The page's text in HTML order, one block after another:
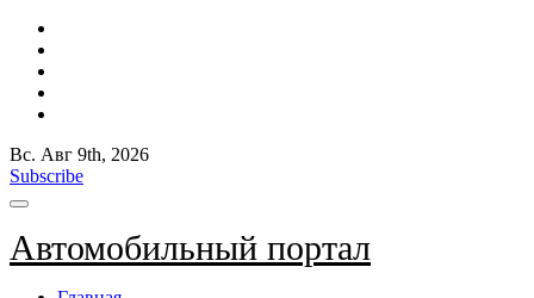
Вс. Авг 9th, 2026
Subscribe
Автомобильный портал